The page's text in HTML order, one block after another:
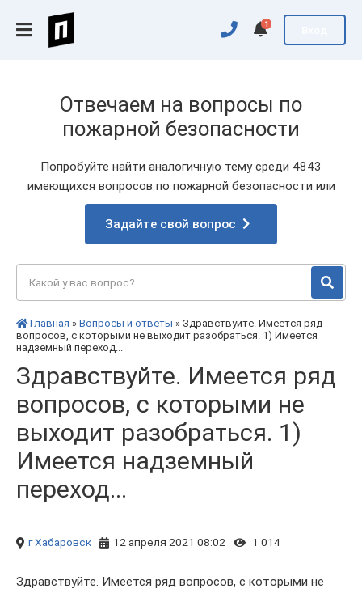
1
Отвечаем на вопросы по
пожарной безопасности
Попробуйте найти аналогичную тему среди 4843
имеющихся вопросов по пожарной безопасности или
Задайте свой вопрос
Главная » Вопросы и ответы » Здравствуйте. Имеется ряд
вопросов, с которыми не выходит разобраться. 1) Имеется
надземный переход...
Здравствуйте. Имеется ряд
вопросов, с которыми не
выходит разобраться. 1)
Имеется надземный
переход...
г Хабаровск 12 апреля 2021 08:02 1 014
Здравствуйте. Имеется ряд вопросов, с которыми не